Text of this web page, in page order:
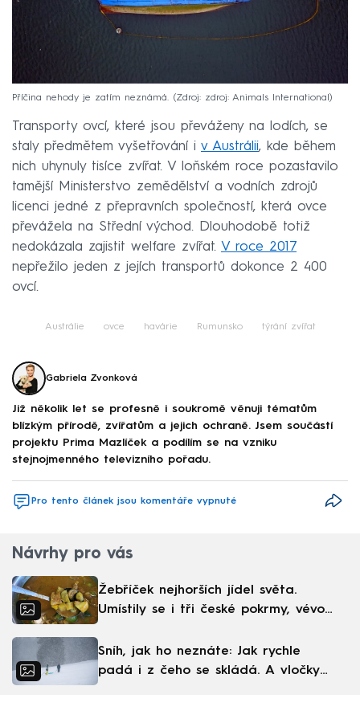
Příčina nehody je zatím neznámá. Zdroj: zdroj: Animals International
Transporty ovcí, které jsou převáženy na lodích, se
staly předmětem vyšetřování i v Austrálii, kde během
nich uhynuly tisíce zvířat. V loňském roce pozastavilo
tamější Ministerstvo zemědělství a vodních zdrojů
licenci jedné z přepravních společností, která ovce
převážela na Střední východ. Dlouhodobě totiž
nedokázala zajistit welfare zvířat. V roce 2017
nepřežilo jeden z jejích transportů dokonce 2 400
ovcí.
Austrálie ovce havárie Rumunsko týrání zvířat
Gabriela Zvonková
Již několik let se profesně i soukromě věnuji tématům
blízkým přírodě, zvířatům a jejich ochraně. Jsem součástí
projektu Prima Mazlíček a podílím se na vzniku
stejnojmenného televizního pořadu.
Pro tento článek jsou komentáře vypnuté
Návrhy pro vás
Žebříček nejhorších jídel světa.
Umístily se i tři české pokrmy, vévodí
Sníh, jak ho neznáte: Jak rychle
padá i z čeho se skládá. A vločky